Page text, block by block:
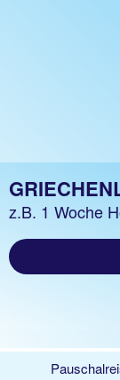
z.B. 1 Woche